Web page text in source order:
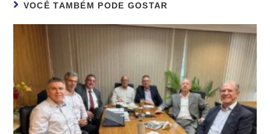
VOCÊ TAMBÉM PODE GOSTAR